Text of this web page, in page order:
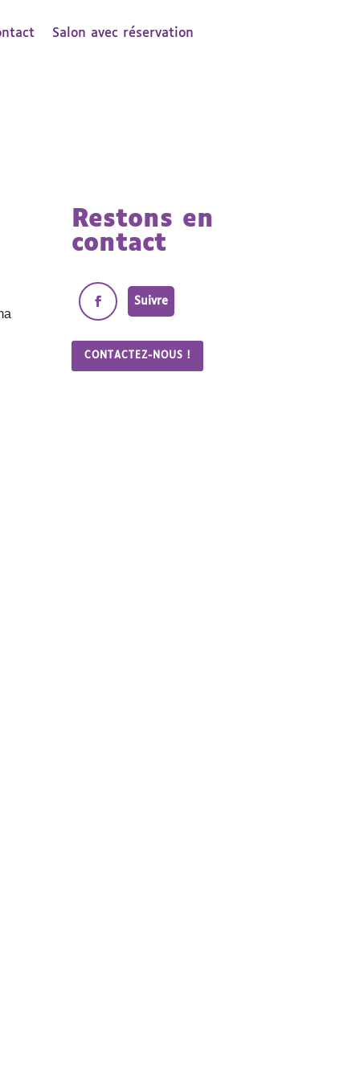
Salon avec réservation
Restons en
contact
Suivre
CONTACTEZ-NOUS !